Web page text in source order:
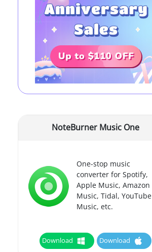
NoteBurner Music One
One-stop music
converter for Spotify,
Apple Music, Amazon
Music, Tidal, YouTube
Music, etc.
Download Download